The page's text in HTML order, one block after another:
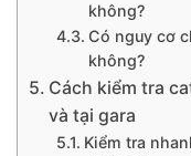
không?
Có nguy cơ
không?
Cách kiểm tra
và tại gara
Kiểm tra